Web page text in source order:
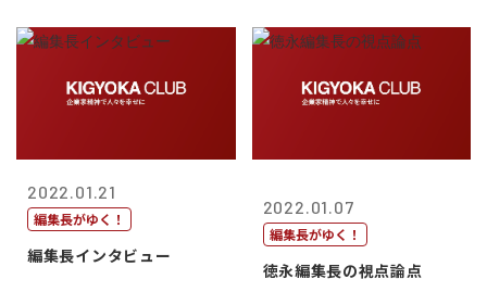
2022.01.21
編集長がゆく！
編集長インタビュー
2022.01.07
編集長がゆく！
徳永編集長の視点論点